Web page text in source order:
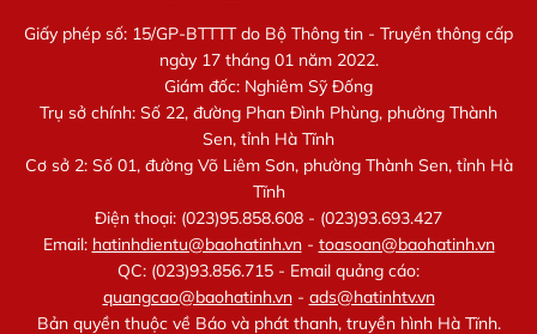
Giấy phép số: 15/GP-BTTTT do Bộ Thông tin - Truyền thông cấp
ngày 17 tháng 01 năm 2022.
Giám đốc: Nghiêm Sỹ Đống
Trụ sở chính: Số 22, đường Phan Đình Phùng, phường Thành
Sen, tỉnh Hà Tĩnh
Cơ sở 2: Số 01, đường Võ Liêm Sơn, phường Thành Sen, tỉnh Hà
Tĩnh
Điện thoại: (023)95.858.608 - (023)93.693.427
Email: hatinhdientu@baohatinh.vn- toasoan@baohatinh.vn
QC: (023)93.856.715 - Email quảng cáo:
quangcao@baohatinh.vn- ads@hatinhtv.vn
Bản quyền thuộc về Báo và phát thanh, truyền hình Hà Tĩnh.